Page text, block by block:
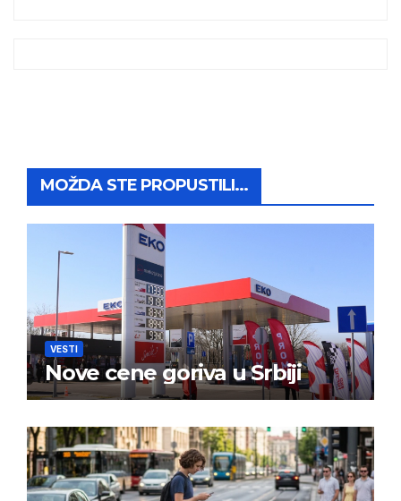
MOŽDA STE PROPUSTILI...
VESTI
Nove cene goriva u Srbiji